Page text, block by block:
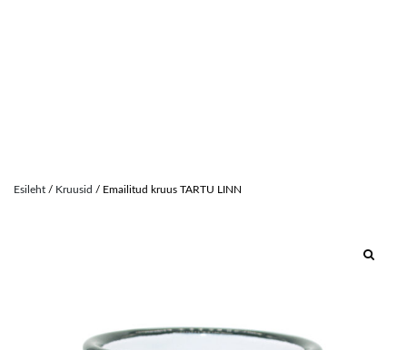
Esileht / Kruusid / Emailitud kruus TARTU LINN